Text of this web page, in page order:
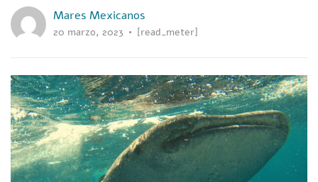
Mares Mexicanos
20 marzo, 2023 [read_meter]